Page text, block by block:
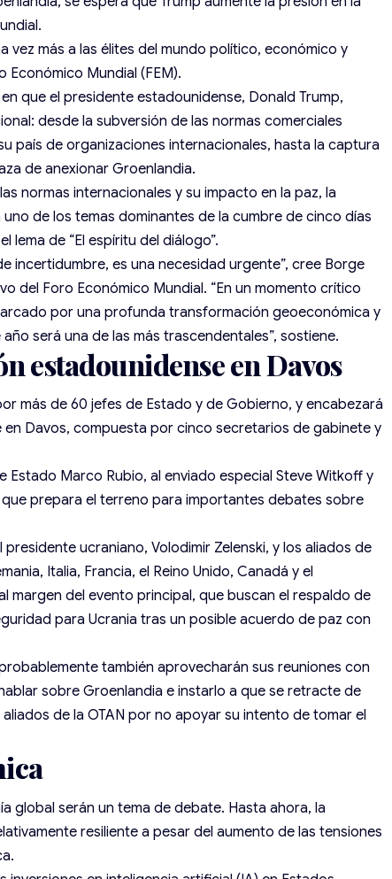
vez más a las élites del mundo político, económico y
Económico Mundial (FEM).
que el presidente estadounidense, Donald Trump,
desde la subversión de las normas comerciales
país de organizaciones internacionales, hasta lacaptura
de anexionar Groenlandia.
normas internacionales y su impacto en la paz, la
de los temas dominantes de la cumbre de cinco días
lema de “El espíritu del diálogo”.
incertidumbre, es una necesidad urgente”, cree Borge
del Foro Económico Mundial. “En un momento crítico
por una profunda transformación geoeconómica y
será una de las más trascendentales”, sostiene.
estadounidense en Davos
más de 60 jefes de Estado y de Gobierno, y encabezará
Davos, compuesta por cinco secretarios de gabinete y
Estado Marco Rubio, al enviado especial Steve Witkoff y
que prepara el terreno para importantes debates sobre
presidente ucraniano,Volodimir Zelenski, y los aliados de
Italia, Francia, el Reino Unido, Canadá y el
margen del evento principal, que buscan el respaldo de
para Ucrania tras un posible acuerdo de paz con
también aprovecharán sus reuniones con
sobreGroenlandia e instarlo a que se retracte de
de la OTAN por no apoyar su intento de tomar el
global serán un tema de debate. Hasta ahora, la
resiliente a pesar del aumento de las tensiones